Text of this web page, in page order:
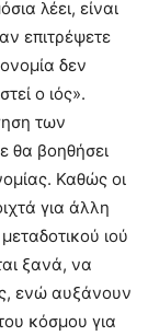
λέει, είναι
επιτρέψετε
δεν
ο ιός».
των
θα βοηθήσει
Καθώς οι
για άλλη
ιού
ξανά, να
ενώ αυξάνουν
κόσμου για